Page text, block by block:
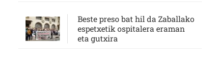
Beste preso bat hil da Zaballako
espetxetik ospitalera eraman
eta gutxira